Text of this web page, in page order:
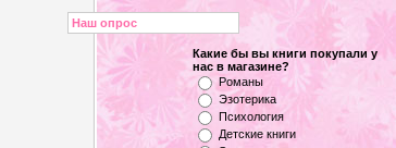
Наш опрос
Какие бы вы книги покупали у
нас в магазине?
Романы
Эзотерика
Психология
Детские книги